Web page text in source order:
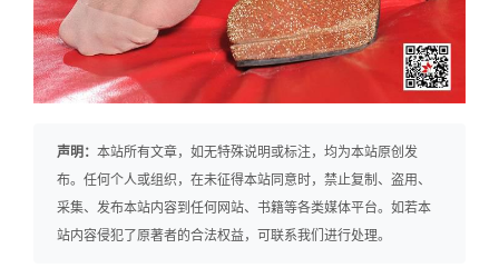
声明： 本站所有文章，如无特殊说明或标注，均为本站原创发
布。任何个人或组织，在未征得本站同意时，禁止复制、盗用、
采集、发布本站内容到任何网站、书籍等各类媒体平台。如若本
站内容侵犯了原著者的合法权益，可联系我们进行处理。